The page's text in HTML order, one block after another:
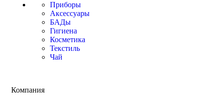
Приборы
Аксессуары
БАДы
Гигиена
Косметика
Текстиль
Чай
Компания